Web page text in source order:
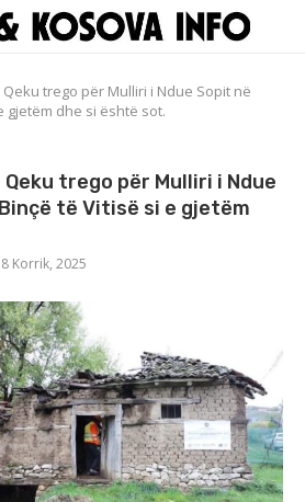
trego për Mulliri i Ndue Sopit në
gjetëm dhe si është sot.
trego për Mulliri i Ndue
të Vitisë si e gjetëm
8 Korrik, 2025